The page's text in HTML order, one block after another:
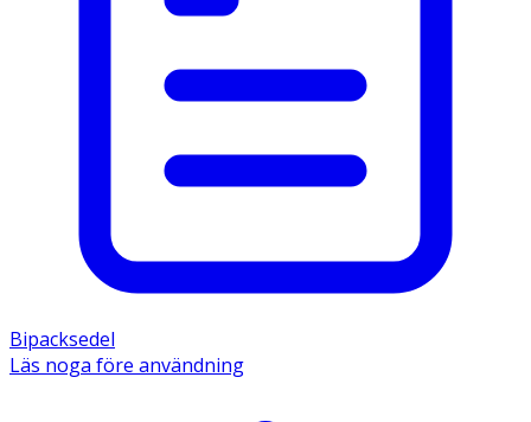
Bipacksedel
Läs noga före användning